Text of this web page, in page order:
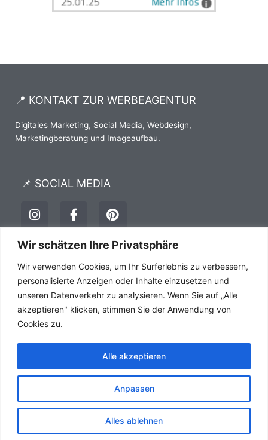
Wir schätzen Ihre Privatsphäre
Wir verwenden Cookies, um Ihr Surferlebnis zu verbessern,
personalisierte Anzeigen oder Inhalte einzusetzen und
unseren Datenverkehr zu analysieren. Wenn Sie auf „Alle
akzeptieren" klicken, stimmen Sie der Anwendung von
Cookies zu.
Anpassen
Alles ablehnen
Alle akzeptieren
📍 KONTAKT ZUR WERBEAGENTUR
Digitales Marketing, Social Media, Webdesign,
Marketingberatung und Imageaufbau.
📌 SOCIAL MEDIA
I
n
s
t
g
r
a
m
F
a
c
e
o
o
k
-
P
i
n
t
r
e
s
t
HSC Consulting Webdesign Agentur Copyright © 1999 -
2026